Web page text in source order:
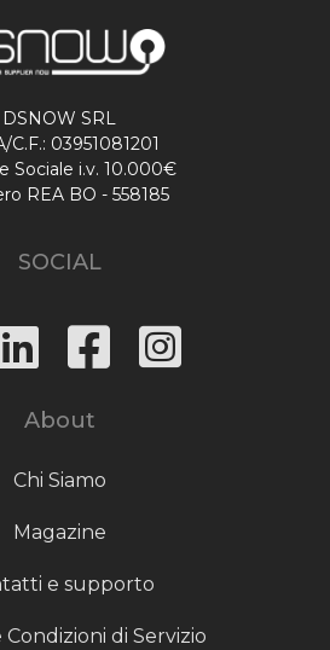
DSNOW SRL
C.F.: 03951081201
Sociale i.v. 10.000€
REA BO - 558185
SOCIAL
About
Chi Siamo
Magazine
e supporto
Condizioni di Servizio